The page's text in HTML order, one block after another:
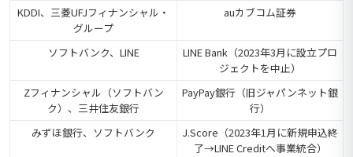
KDDI、三菱UFJフィナンシャル・
グループ
auカブコム証券
ソフトバンク、LINE
LINE Bank（2023年3月に設立プロ
ジェクトを中止）
Zフィナンシャル（ソフトバン
ク）、三井住友銀行
PayPay銀行（旧ジャパンネット銀
行）
みずほ銀行、ソフトバンク
J.Score（2023年1月に新規申込終
了→LINE Creditへ事業統合）